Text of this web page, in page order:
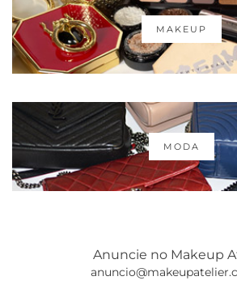
MAKEUP
MODA
Anuncie no Makeup